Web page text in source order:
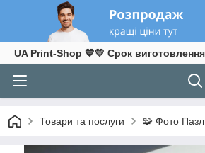
UA Print-Shop ​💙💛 Срок
Товари та послуги 🧩 Фото